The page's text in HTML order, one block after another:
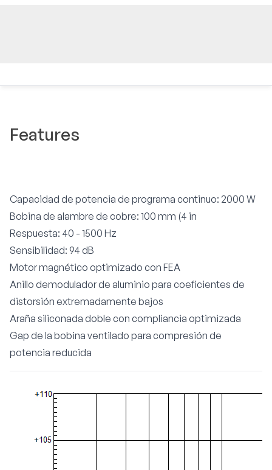
Features
Capacidad de potencia de programa continuo: 2000 W
Bobina de alambre de cobre: 100 mm (4 in
Respuesta: 40 - 1500 Hz
Sensibilidad: 94 dB
Motor magnético optimizado con FEA
Anillo demodulador de aluminio para coeficientes de
distorsión extremadamente bajos
Araña siliconada doble con compliancia optimizada
Gap de la bobina ventilado para compresión de
potencia reducida